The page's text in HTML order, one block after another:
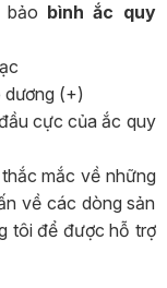
bảo bình ắc quy
(+)
cực của ắc quy
mắc về những
về các dòng sản
tôi để được hỗ trợ